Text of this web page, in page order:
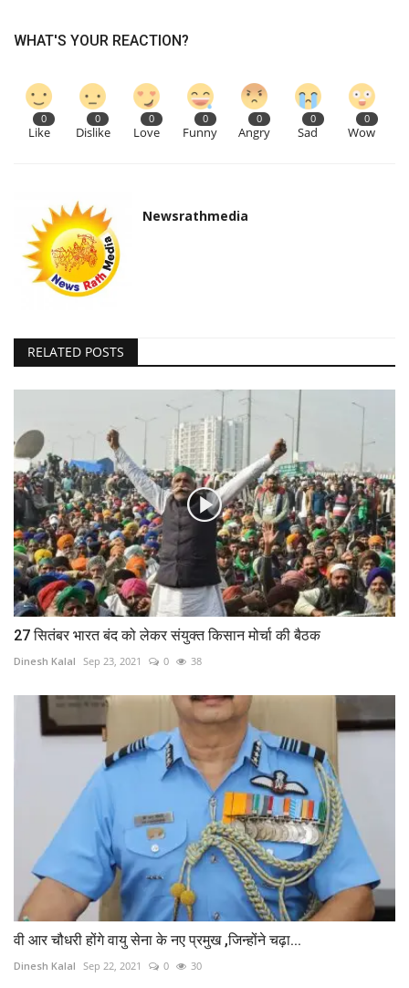
WHAT'S YOUR REACTION?
0
Like
0
Dislike
0
Love
0
Funny
0
Angry
0
Sad
0
Wow
Newsrathmedia
RELATED POSTS
27 सितंबर भारत बंद को लेकर संयुक्त किसान मोर्चा की बैठक
Dinesh Kalal Sep 23, 2021 0 38
वी आर चौधरी होंगे वायु सेना के नए प्रमुख ,जिन्होंने चढ़ा...
Dinesh Kalal Sep 22, 2021 0 30